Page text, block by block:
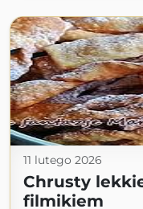
11 lutego 2026
Chrusty
filmikiem